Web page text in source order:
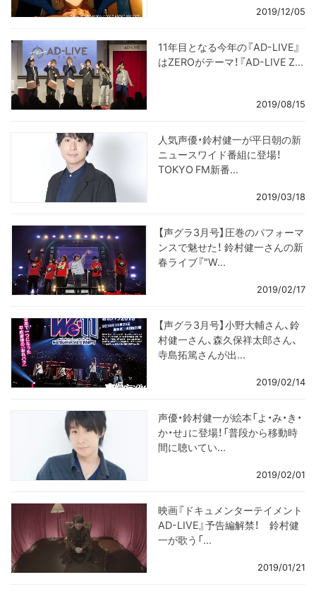
2019/12/05
11年目となる今年の『AD-LIVE』
はZEROがテーマ！『AD-LIVE Z...
2019/08/15
人気声優・鈴村健一が平日朝の新
ニュースワイド番組に登場！
TOKYO FM新番...
2019/03/18
【声グラ3月号】圧巻のパフォーマ
ンスで魅せた！ 鈴村健一さんの新
春ライブ『"W...
2019/02/17
【声グラ3月号】小野大輔さん、鈴
村健一さん、森久保祥太郎さん、
寺島拓篤さんが出...
2019/02/14
声優・鈴村健一が絵本「よ・み・き・
か・せ」に登場！「普段から移動時
間に聴いてい...
2019/02/01
映画『ドキュメンターテイメント
AD-LIVE』予告編解禁！ 鈴村健
一が歌う「...
2019/01/21